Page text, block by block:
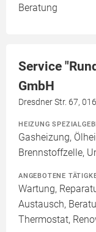
Beratung
Service
GmbH
Dresdner Str. 67,
HEIZUNG
Gasheizung,
Brennstoffzelle,
ANGEBOTENE
Wartung,
Austausch,
Thermostat,